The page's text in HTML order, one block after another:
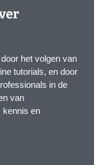
het volgen van
tutorials, en door
in de
van
kennis en